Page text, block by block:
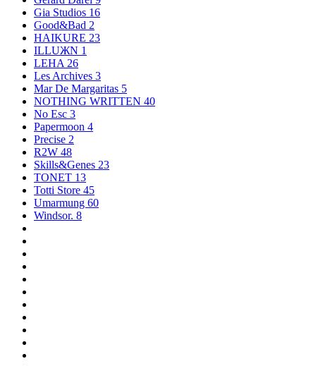
Gia Studios 16
Good&Bad 2
HAIKURE 23
ILLUЖN 1
LEHA 26
Les Archives 3
Mar De Margaritas 5
NOTHING WRITTEN 40
No Esc 3
Papermoon 4
Precise 2
R2W 48
Skills&Genes 23
TONET 13
Totti Store 45
Umarmung 60
Windsor. 8